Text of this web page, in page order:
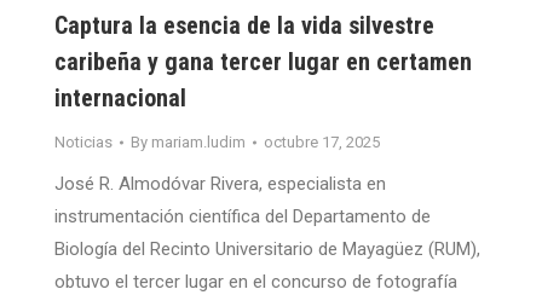
Captura la esencia de la vida silvestre
caribeña y gana tercer lugar en certamen
internacional
Noticias By mariam.ludim octubre 17, 2025
José R. Almodóvar Rivera, especialista en
instrumentación científica del Departamento de
Biología del Recinto Universitario de Mayagüez (RUM),
obtuvo el tercer lugar en el concurso de fotografía